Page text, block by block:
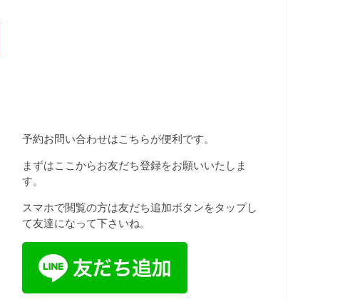
予約お問い合わせはこちらが便利です。
まずはここからお友だち登録をお願いいたしま
す。
スマホで閲覧の方は友だち追加ボタンをタップし
て友達になって下さいね。